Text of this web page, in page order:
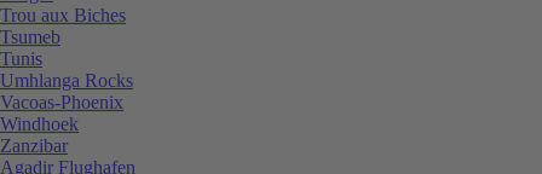
Trou aux Biches
Tsumeb
Tunis
Umhlanga Rocks
Vacoas-Phoenix
Windhoek
Zanzibar
Agadir Flughafen